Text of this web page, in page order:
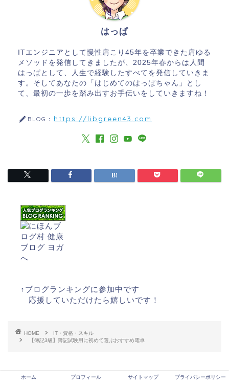
はっぱ
ITエンジニアとして慢性肩こり45年を卒業できた肩ゆる
メソッドを発信してきましたが、2025年春からは人間
はっぱとして、人生で経験したすべてを発信していきま
す。そしてあなたの「はじめてのはっぱちゃん」とし
て、最初の一歩を踏み出すお手伝いをしていきますね！
BLOG： https://libgreen43.com
↑ブログランキングに参加中です
応援していただけたら嬉しいです！
HOME
IT・資格・スキル
【簿記3級】簿記試験用に初めて選ぶおすすめ電卓
ホーム プロフィール サイトマップ プライバシーポリシー